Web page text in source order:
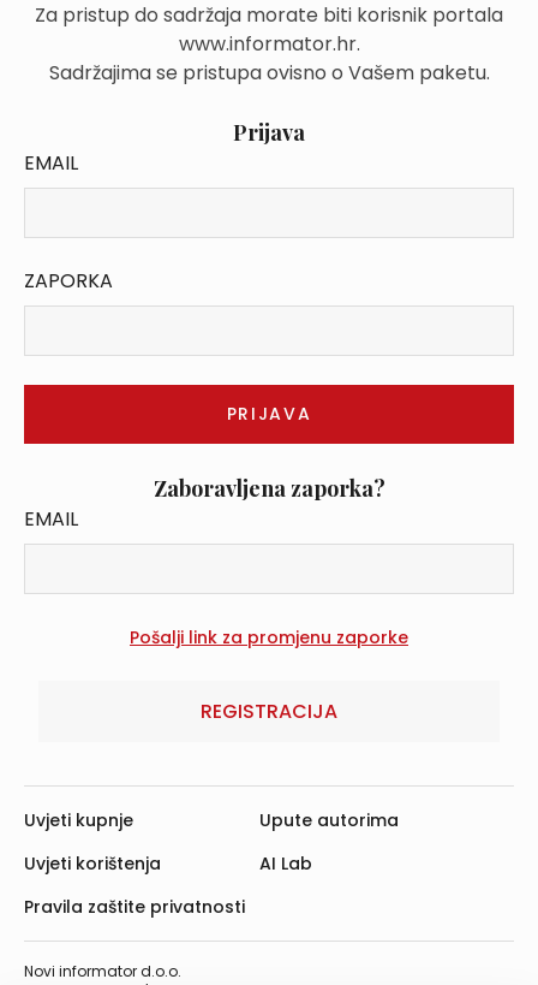
Za pristup do sadržaja morate biti korisnik portala
www.informator.hr.
Sadržajima se pristupa ovisno o Vašem paketu.
Prijava
EMAIL
ZAPORKA
Zaboravljena zaporka?
EMAIL
REGISTRACIJA
Novi informator d.o.o.
Uvjeti kupnje
Uvjeti korištenja
Pravila zaštite privatnosti
Upute autorima
AI Lab